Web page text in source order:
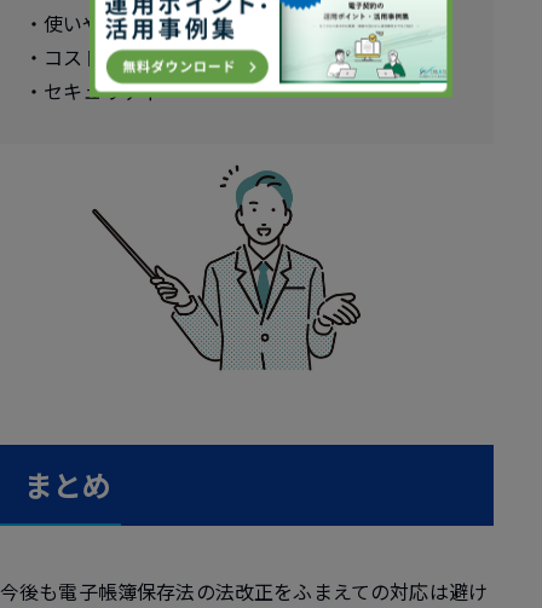
・使いやすさ
・コスト
・セキュリティ
まとめ
今後も電子帳簿保存法の法改正をふまえての対応は避け